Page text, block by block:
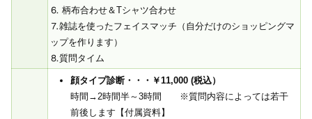
⒍ 柄布合わせ＆Tシャツ合わせ
⒎雑誌を使ったフェイスマッチ（自分だけのショッピングマ
ップを作ります）
⒏質問タイム
顔タイプ診断・・・￥11,000 (税込）
時間→2時間半～3時間 ※質問内容によっては若干
前後します【付属資料】